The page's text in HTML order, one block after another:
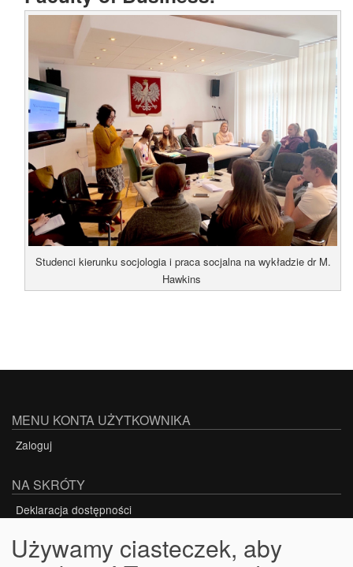
Studenci kierunku socjologia i praca socjalna na wykładzie dr M.
Hawkins
MENU KONTA UŻYTKOWNIKA
Zaloguj
NA SKRÓTY
Deklaracja dostępności
Używamy ciasteczek, aby